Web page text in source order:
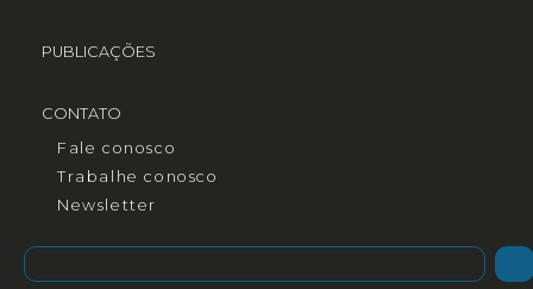
PUBLICAÇÕES
CONTATO
Fale conosco
Trabalhe conosco
Newsletter